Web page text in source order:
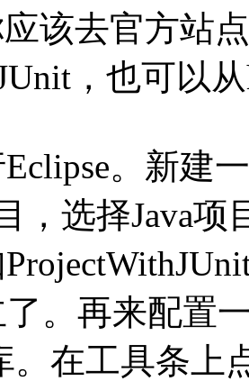
该去官方站
，也可以
。新建一
，选择Java
了。再来配置
。在工具条上